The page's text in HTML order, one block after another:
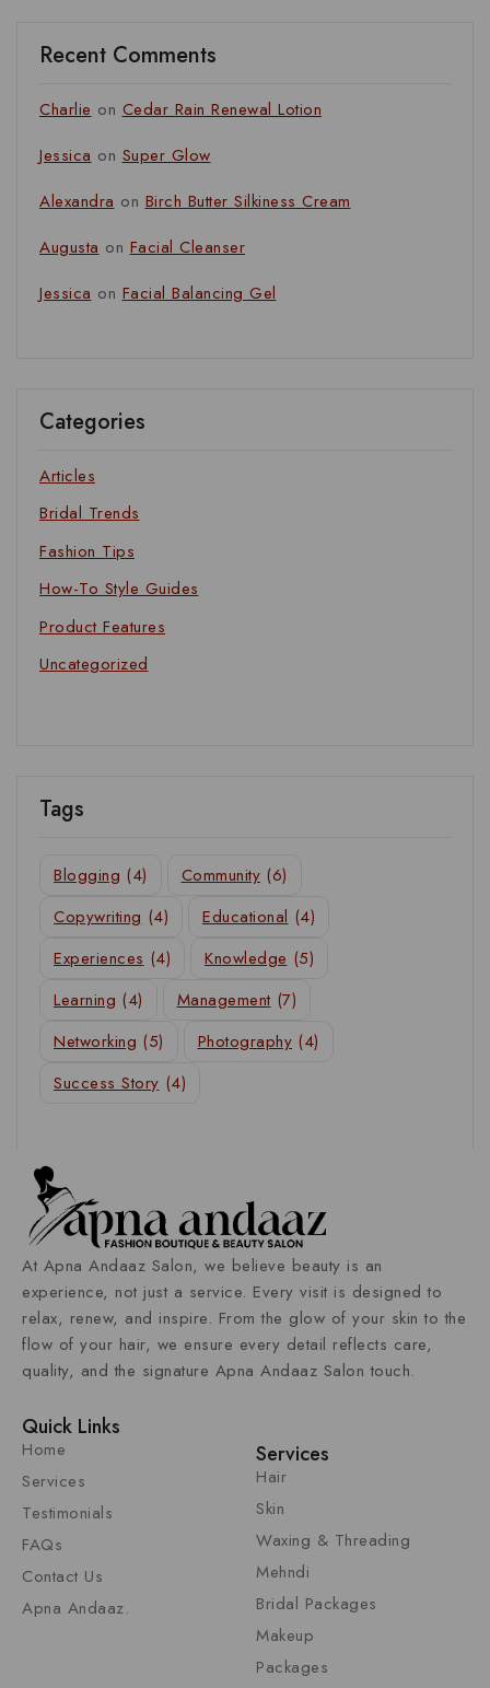
Recent Comments
Charlie on Cedar Rain Renewal Lotion
Jessica on Super Glow
Alexandra on Birch Butter Silkiness Cream
Augusta on Facial Cleanser
Jessica on Facial Balancing Gel
Categories
Articles
Bridal Trends
Fashion Tips
How-To Style Guides
Product Features
Uncategorized
Tags
Blogging (4) Community (6)
Copywriting (4) Educational (4)
Experiences (4) Knowledge (5)
Learning (4) Management (7)
Networking (5) Photography (4)
Success Story (4)
At Apna Andaaz Salon, we believe beauty is an
experience, not just a service. Every visit is designed to
relax, renew, and inspire. From the glow of your skin to the
flow of your hair, we ensure every detail reflects care,
quality, and the signature Apna Andaaz Salon touch.
Quick Links
Home
Services
Testimonials
FAQs
Contact Us
Apna Andaaz.
Services
Hair
Skin
Waxing & Threading
Mehndi
Bridal Packages
Makeup
Packages